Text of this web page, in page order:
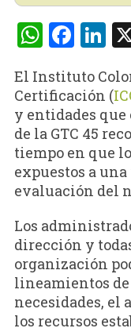
El Instituto
Certificación (
y entidades
de la GTC 45
tiempo en que
expuestos a
evaluación del
Los
dirección y
organización
lineamientos de
necesidades, el
los recursos